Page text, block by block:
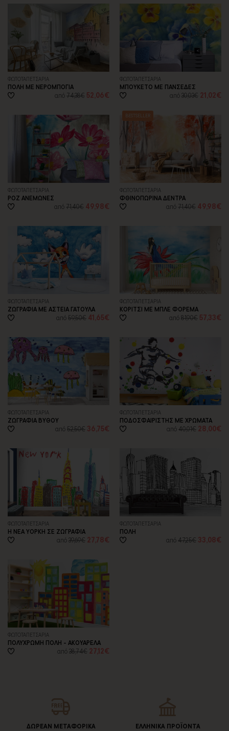
ΦΩΤΟΤΑΠΕΤΣΑΡΙA
ΠΟΛΗ ΜΕ ΝΕΡΟΜΠΟΓΙΑ
από74,38€ 52,06€
ΦΩΤΟΤΑΠΕΤΣΑΡΙA
ΜΠΟΥΚΕΤΟ ΜΕ ΠΑΝΣΕΔΕΣ
από30,03€ 21,02€
ΦΩΤΟΤΑΠΕΤΣΑΡΙA
ΡΟΖ ΑΝΕΜΩΝΕΣ
από71,40€ 49,98€
BESTSELLER
ΦΩΤΟΤΑΠΕΤΣΑΡΙA
ΦΘΙΝΟΠΩΡΙΝΑ ΔΕΝΤΡΑ
από71,40€ 49,98€
ΦΩΤΟΤΑΠΕΤΣΑΡΙA
ΖΩΓΡΑΦΙΑ ΜΕ ΑΣΤΕΙΑ ΓΑΤΟΥΛΑ
από59,50€ 41,65€
ΦΩΤΟΤΑΠΕΤΣΑΡΙA
ΚΟΡΙΤΣΙ ΜΕ ΜΠΛΕ ΦΟΡΕΜΑ
από81,90€ 57,33€
ΦΩΤΟΤΑΠΕΤΣΑΡΙA
ΖΩΓΡΑΦΙΑ ΒΥΘΟΥ
από52,50€ 36,75€
ΦΩΤΟΤΑΠΕΤΣΑΡΙA
ΠΟΔΟΣΦΑΙΡΙΣΤΗΣ ΜΕ ΧΡΩΜΑΤΑ
από40,01€ 28,00€
ΦΩΤΟΤΑΠΕΤΣΑΡΙA
Η ΝΕΑ ΥΟΡΚΗ ΣΕ ΖΩΓΡΑΦΙΑ
από39,69€ 27,78€
ΦΩΤΟΤΑΠΕΤΣΑΡΙA
ΠΟΛΗ
από47,25€ 33,08€
ΦΩΤΟΤΑΠΕΤΣΑΡΙA
ΠΟΛΥΧΡΩΜΗ ΠΟΛΗ - ΑΚΟΥΑΡΕΛΑ
από38,74€ 27,12€
ΔΩΡΕΑΝ ΜΕΤΑΦΟΡΙΚΑ ΕΛΛΗΝΙΚΑ ΠΡΟΪΟΝΤΑ